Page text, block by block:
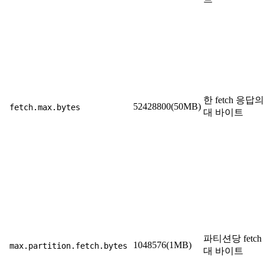
fetch.max.bytes 52428800(50MB)
한 fetch 응답
대 바이트
max.partition.fetch.bytes 1048576(1MB)
파티션당 fetch
대 바이트